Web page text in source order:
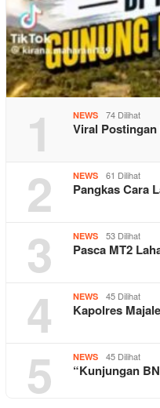
1 NEWS 74 Dilihat
Viral
2 NEWS 61 Dilihat
Pangkas Cara
3 NEWS 53 Dilihat
Pasca MT2
4 NEWS 45 Dilihat
Kapolres
5 NEWS 45 Dilihat
“Kunjungan